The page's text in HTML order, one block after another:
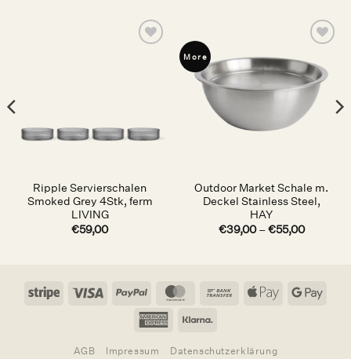
Ripple Servierschalen
Smoked Grey 4Stk, ferm
LIVING
€59,00
More
Wunschliste
Outdoor Market Schale m.
Deckel Stainless Steel,
HAY
€39,00–€55,00
Stripe Visa PayPal MasterCardBank
Apple
AmericanKlarna
AGB Impressum Datenschutzerklärung